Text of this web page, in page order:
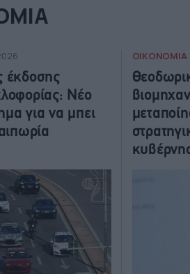
έκδοσης
Νέο
για να μπει
ΟΙΚΟΝΟΜΙΑ